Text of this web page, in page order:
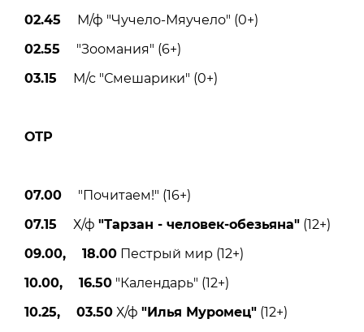
02.45 М/ф "Чучело-Мяучело" (0+)
02.55 "Зоомания" (6+)
03.15 М/с "Смешарики" (0+)
ОТР
07.00 "Почитаем!" (16+)
07.15 Х/ф "Тарзан - человек-обезьяна" (12+)
09.00, 18.00 Пестрый мир (12+)
10.00, 16.50 "Календарь" (12+)
10.25, 03.50 Х/ф "Илья Муромец" (12+)